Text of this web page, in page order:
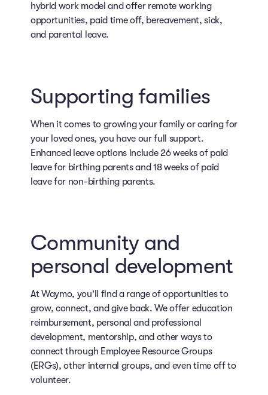
hybrid work model and offer remote working
opportunities, paid time off, bereavement, sick,
and parental leave.
Supporting families
When it comes to growing your family or caring for
your loved ones, you have our full support.
Enhanced leave options include 26 weeks of paid
leave for birthing parents and 18 weeks of paid
leave for non-birthing parents.
Community and
personal development
At Waymo, you'll find a range of opportunities to
grow, connect, and give back. We offer education
reimbursement, personal and professional
development, mentorship, and other ways to
connect through Employee Resource Groups
(ERGs), other internal groups, and even time off to
volunteer.